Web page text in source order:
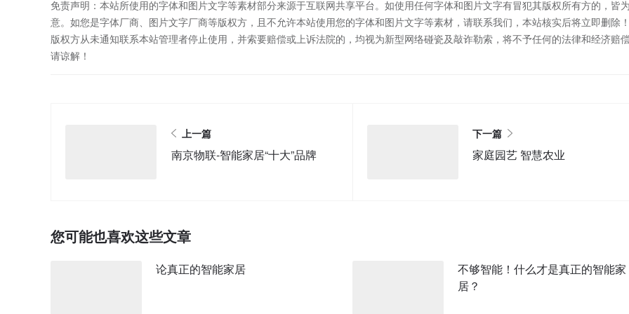
免责声明：本站所使用的字体和图片文字等素材部分来源于互联网共享平台。如使用任何字体和图片文字有冒犯其版权所有方的，皆
意。如您是字体厂商、图片文字厂商等版权方，且不允许本站使用您的字体和图片文字等素材，请联系我们，本站核实后将立即删除
版权方从未通知联系本站管理者停止使用，并索要赔偿或上诉法院的，均视为新型网络碰瓷及敲诈勒索，将不予任何的法律和经济赔
请谅解！
上一篇
南京物联-智能家居“十大”品牌
下一篇
家庭园艺 智慧农业
您可能也喜欢这些文章
论真正的智能家居
不够智能！什么才是真正的智能家
居？